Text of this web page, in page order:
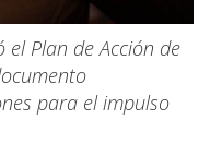
Plan de Acción de
para el impulso